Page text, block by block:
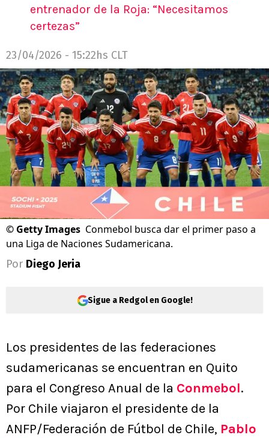
entrenador de la Roja: “Necesitamos
certezas”
23/04/2026 - 15:22hs CLT
© Getty Images Conmebol busca dar el primer paso a
una Liga de Naciones Sudamericana.
Por Diego Jeria
Sigue a Redgol en Google!
Los presidentes de las federaciones
sudamericanas se encuentran en Quito
para el Congreso Anual de la Conmebol.
Por Chile viajaron el presidente de la
ANFP/Federación de Fútbol de Chile, Pablo